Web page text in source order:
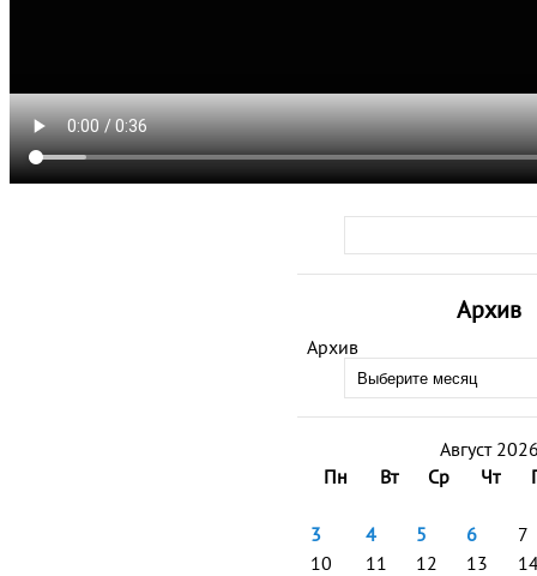
Архив
Архив
Август
Пн
Вт Ср Чт
3 4 5 6
7
10
11 12 13